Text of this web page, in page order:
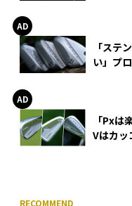
「ステ
い」プ
「Pxは
Vはカッ